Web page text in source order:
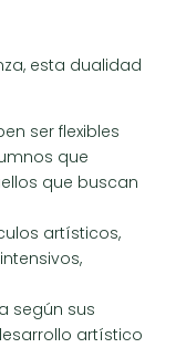
esta dualidad
ser flexibles
que
que buscan
artísticos,
según sus
artístico